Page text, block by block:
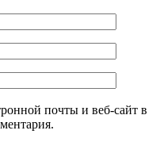
почты и веб-сайт в